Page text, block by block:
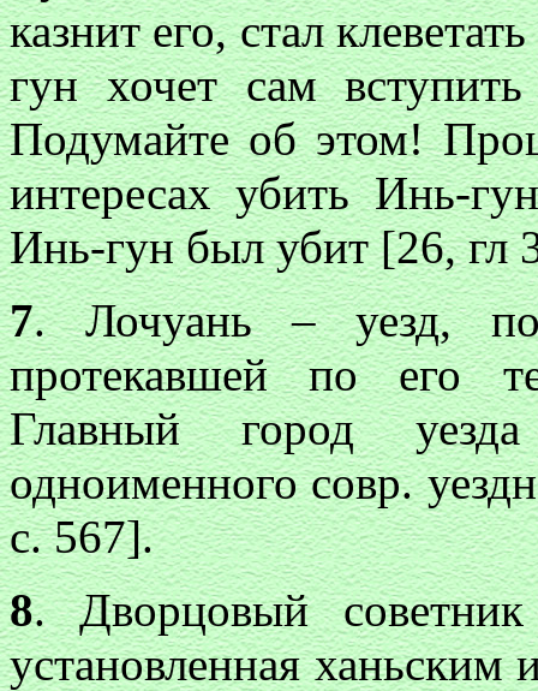
казнит его, стал
гун хочет сам
Подумайте об этом!
интересах убить Инь-
Инь-гун был убит [26, гл
7. Лочуань – уезд,
протекавшей по его
Главный город
одноименного совр.
с. 567].
8. Дворцовый
установленная